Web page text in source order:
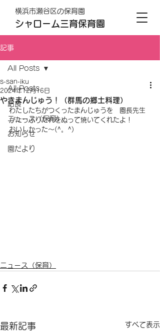
横浜市瀬谷区の保育園
シャローム三育保育園
記事
All Posts
給食
ニュース（保育）
お知らせ
園だより
All Posts
やきまんじゅう！（群馬の郷土料理）
s-san-iku
2024年12月16日
わたしたちがつくったまんじゅうを　園長先生
がたっぷりたれをぬって焼いてくれたよ！
おいしかった～(^。^)
ニュース（保育）
最新記事 すべて表示